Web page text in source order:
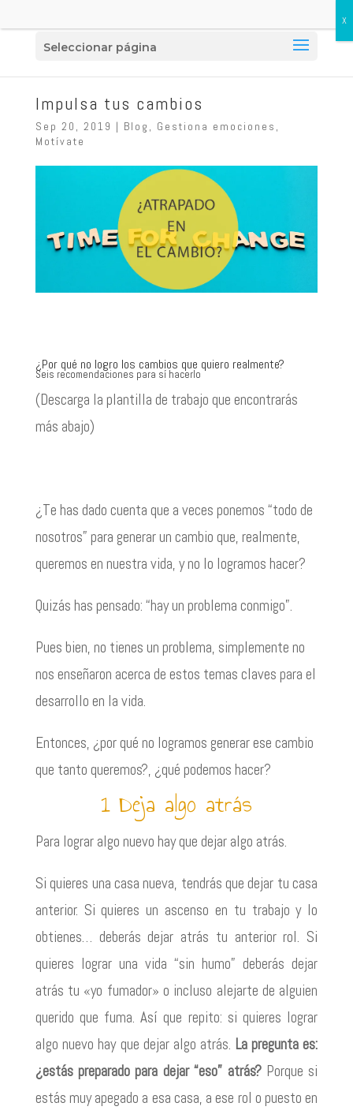
Seleccionar página
Impulsa tus cambios
Sep 20, 2019 | Blog , Gestiona emociones ,
Motívate
¿Por qué no logro los cambios que quiero realmente?
Seis recomendaciones para sí hacerlo
(Descarga la plantilla de trabajo que encontrarás
más abajo)
¿Te has dado cuenta que a veces ponemos “todo de
nosotros” para generar un cambio que, realmente,
queremos en nuestra vida, y no lo logramos hacer?
Quizás has pensado: “hay un problema conmigo”.
Pues bien, no tienes un problema, simplemente no
nos enseñaron acerca de estos temas claves para el
desarrollo en la vida.
Entonces, ¿por qué no logramos generar ese cambio
que tanto queremos?, ¿qué podemos hacer?
1 Deja algo atrás
Para lograr algo nuevo hay que dejar algo atrás.
Si quieres una casa nueva, tendrás que dejar tu casa
anterior. Si quieres un ascenso en tu trabajo y lo
obtienes… deberás dejar atrás tu anterior rol. Si
quieres lograr una vida “sin humo” deberás dejar
atrás tu «yo fumador» o incluso alejarte de alguien
querido que fuma. Así que repito: si quieres lograr
algo nuevo hay que dejar algo atrás. La pregunta es:
¿estás preparado para dejar “eso” atrás?Porque si
estás muy apegado a esa casa, a ese rol o puesto en